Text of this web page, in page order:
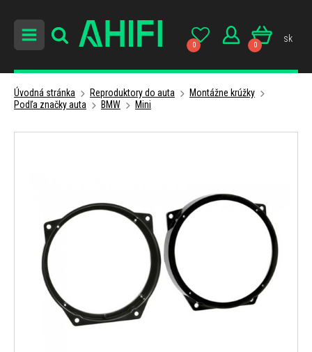
0 0
sk
Úvodná stránka Reproduktory do auta
Montážne krúžky
Podľa značky auta
BMW Mini